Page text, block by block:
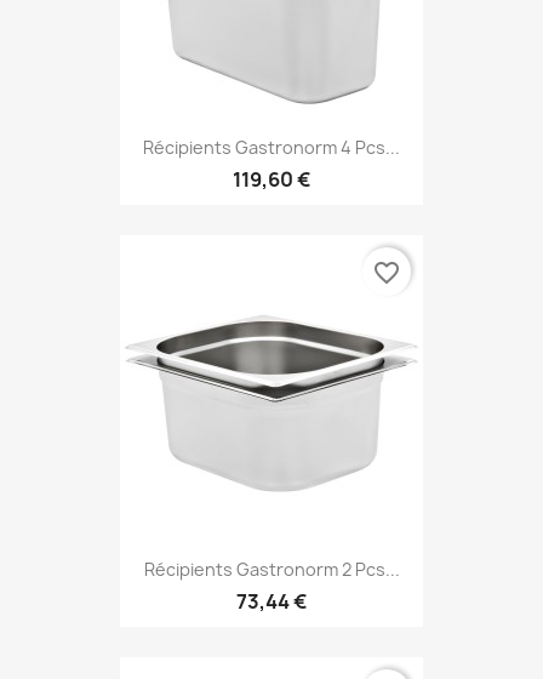
Récipients Gastronorm 4 Pcs...
119,60 €
Récipients Gastronorm 2 Pcs...
73,44 €
favorite_border